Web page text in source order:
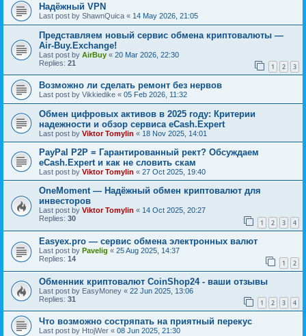
Надёжный VPN
Last post by ShawnQuica « 14 May 2026, 21:05
Представляем новый сервис обмена криптовалюты —
Air-Buy.Exchange!
Last post by AirBuy « 20 Mar 2026, 22:30
Replies: 21 1 2 3
Возможно ли сделать ремонт без нервов
Last post by Vikkiedike « 05 Feb 2026, 11:32
Обмен цифровых активов в 2025 году: Критерии
надежности и обзор сервиса eCash.Expert
Last post by Viktor Tomylin « 18 Nov 2025, 14:01
PayPal P2P = Гарантированный рект? Обсуждаем
eCash.Expert и как не словить скам
Last post by Viktor Tomylin « 27 Oct 2025, 19:40
OneMoment — Надёжный обмен криптовалют для
инвесторов
Last post by Viktor Tomylin « 14 Oct 2025, 20:27
Replies: 30 1 2 3 4
Easyex.pro — сервис обмена электронных валют
Last post by Pavelig « 25 Aug 2025, 14:37
Replies: 14 1 2
Обменник криптовалют CoinShop24 - ваши отзывы
Last post by EasyMoney « 22 Jun 2025, 13:06
Replies: 31 1 2 3 4
Что возможно состряпать на приятный перекус
Last post by HtojWer « 08 Jun 2025, 21:30